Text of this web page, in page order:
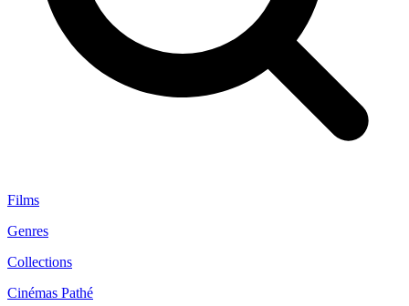
Films
Genres
Collections
Cinémas Pathé